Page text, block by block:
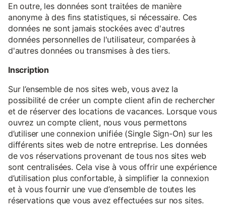
En outre, les données sont traitées de manière
anonyme à des fins statistiques, si nécessaire. Ces
données ne sont jamais stockées avec d'autres
données personnelles de l'utilisateur, comparées à
d'autres données ou transmises à des tiers.
Inscription
Sur l’ensemble de nos sites web, vous avez la
possibilité de créer un compte client afin de rechercher
et de réserver des locations de vacances. Lorsque vous
ouvrez un compte client, nous vous permettons
d’utiliser une connexion unifiée (Single Sign-On) sur les
différents sites web de notre entreprise. Les données
de vos réservations provenant de tous nos sites web
sont centralisées. Cela vise à vous offrir une expérience
d’utilisation plus confortable, à simplifier la connexion
et à vous fournir une vue d’ensemble de toutes les
réservations que vous avez effectuées sur nos sites.